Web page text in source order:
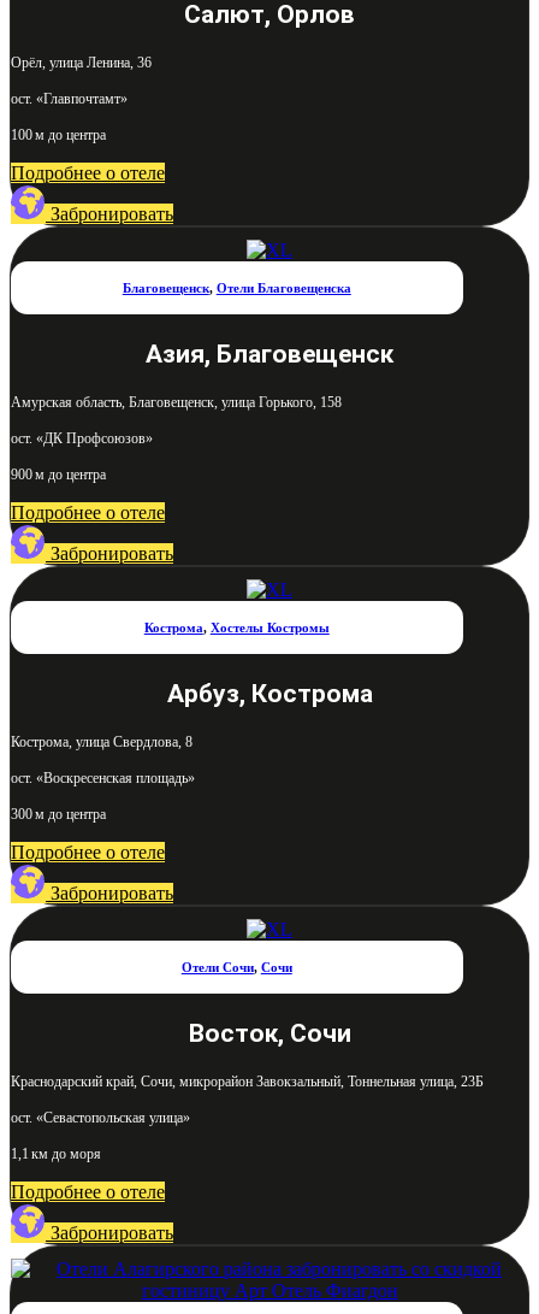
Салют, Орлов
Орёл, улица Ленина, 36
ост. «Главпочтамт»
100 м до центра
Подробнее о отеле
Забронировать
Благовещенск, Отели Благовещенска
Азия, Благовещенск
Амурская область, Благовещенск, улица Горького, 158
ост. «ДК Профсоюзов»
900 м до центра
Подробнее о отеле
Забронировать
Кострома, Хостелы Костромы
Арбуз, Кострома
Кострома, улица Свердлова, 8
ост. «Воскресенская площадь»
300 м до центра
Подробнее о отеле
Забронировать
Отели Сочи, Сочи
Восток, Сочи
Краснодарский край, Сочи, микрорайон Завокзальный, Тоннельная улица, 23Б
ост. «Севастопольская улица»
1,1 км до моря
Подробнее о отеле
Забронировать